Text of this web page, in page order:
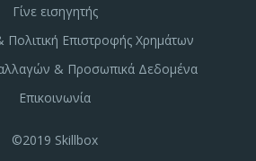
Γίνε εισηγητής
Επιστροφής Χρημάτων
& Προσωπικά Δεδομένα
Επικοινωνία
©2019 Skillbox